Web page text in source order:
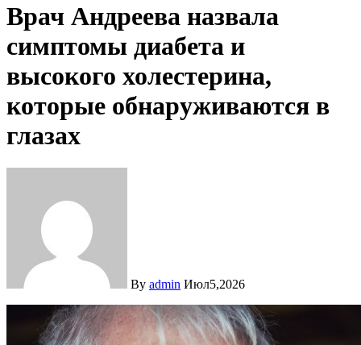
Врач Андреева назвала
симптомы диабета и
высокого холестерина,
которые обнаруживаются в
глазах
By admin Июл5,2026